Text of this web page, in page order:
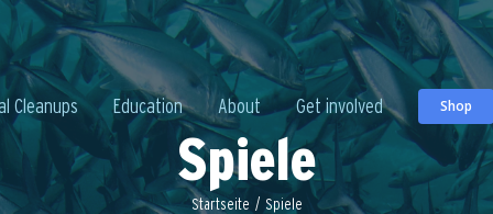
Cleanups Education About Get involved Shop
Spiele
Startseite / Spiele